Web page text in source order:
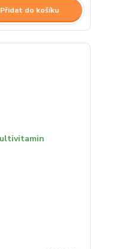
Přidat do košíku